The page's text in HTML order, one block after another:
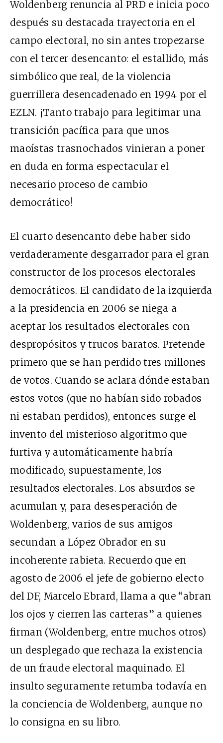
Woldenberg renuncia al PRD e inicia poco
después su destacada trayectoria en el
campo electoral, no sin antes tropezarse
con el tercer desencanto: el estallido, más
simbólico que real, de la violencia
guerrillera desencadenado en 1994 por el
EZLN. ¡Tanto trabajo para legitimar una
transición pacífica para que unos
maoístas trasnochados vinieran a poner
en duda en forma espectacular el
necesario proceso de cambio
democrático!
El cuarto desencanto debe haber sido
verdaderamente desgarrador para el gran
constructor de los procesos electorales
democráticos. El candidato de la izquierda
a la presidencia en 2006 se niega a
aceptar los resultados electorales con
despropósitos y trucos baratos. Pretende
primero que se han perdido tres millones
de votos. Cuando se aclara dónde estaban
estos votos (que no habían sido robados
ni estaban perdidos), entonces surge el
invento del misterioso algoritmo que
furtiva y automáticamente habría
modificado, supuestamente, los
resultados electorales. Los absurdos se
acumulan y, para desesperación de
Woldenberg, varios de sus amigos
secundan a López Obrador en su
incoherente rabieta. Recuerdo que en
agosto de 2006 el jefe de gobierno electo
del DF, Marcelo Ebrard, llama a que “abran
los ojos y cierren las carteras” a quienes
firman (Woldenberg, entre muchos otros)
un desplegado que rechaza la existencia
de un fraude electoral maquinado. El
insulto seguramente retumba todavía en
la conciencia de Woldenberg, aunque no
lo consigna en su libro.